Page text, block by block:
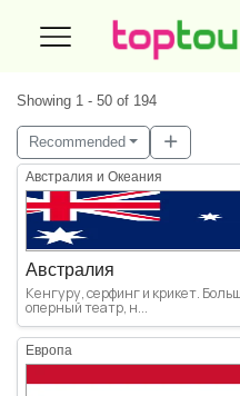
Showing 1 - 50 of 194
Recommended
Австралия и Океания
Австралия
Кенгуру, серфинг и крикет.
оперный театр, н...
Европа